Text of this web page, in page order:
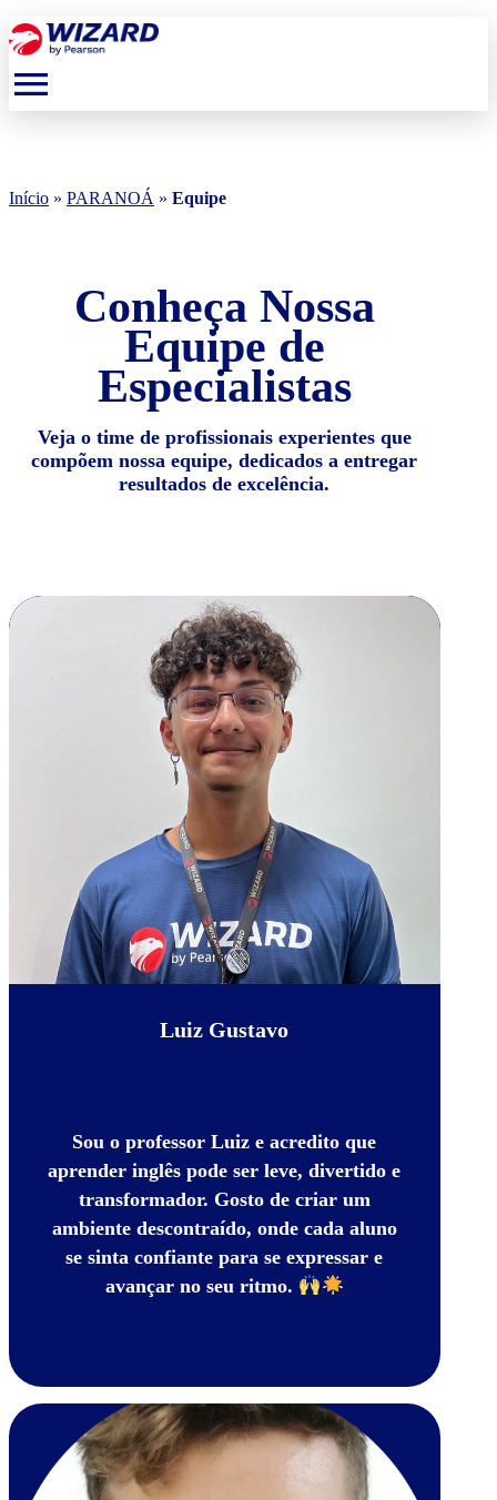
menu
Início » PARANOÁ » Equipe
Conheça Nossa
Equipe de
Especialistas
Veja o time de profissionais experientes que
compõem nossa equipe, dedicados a entregar
resultados de excelência.
Luiz Gustavo
Sou o professorLuiz e acredito que
aprender inglês pode ser leve, divertido e
transformador. Gosto de criar um
ambiente descontraído, onde cada aluno
se sinta confiante para se expressar e
avançar no seu ritmo.